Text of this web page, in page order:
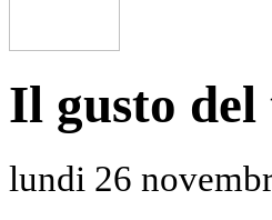
Il gusto del
lundi 26